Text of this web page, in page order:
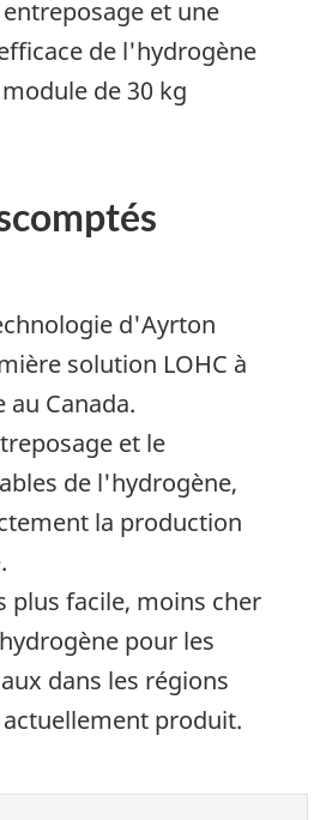
et une
de l'hydrogène
de 30 kg
d'Ayrton
solution LOHC à
au Canada.
et le
de l'hydrogène,
la production
plus facile, moins cher
pour les
dans les régions
produit.